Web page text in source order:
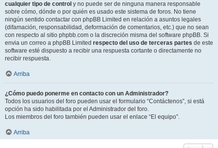
cualquier tipo de control y no puede ser de ninguna manera responsable
sobre cómo, dónde o por quién es usado este sistema de foros. No tiene
ningún sentido contactar con phpBB Limited en relación a asuntos legales
(difamación, responsabilidad, deformación de comentarios, etc.) que no sean
con respecto al sitio phpbb.com o la discreción misma del software phpBB. Si
envia un correo a phpBB Limited respecto del uso de terceras partes de este
software esté dispuesto a recibir una respuesta cortante o directamente no
recibir respuesta.
Arriba
¿Cómo puedo ponerme en contacto con un Administrador?
Todos los usuarios del foro pueden usar el formulario “Contáctenos”, si está
opción ha sido habilitada por el Administrador del foro.
Los miembros del foro también pueden usar el enlace “El equipo”.
Arriba